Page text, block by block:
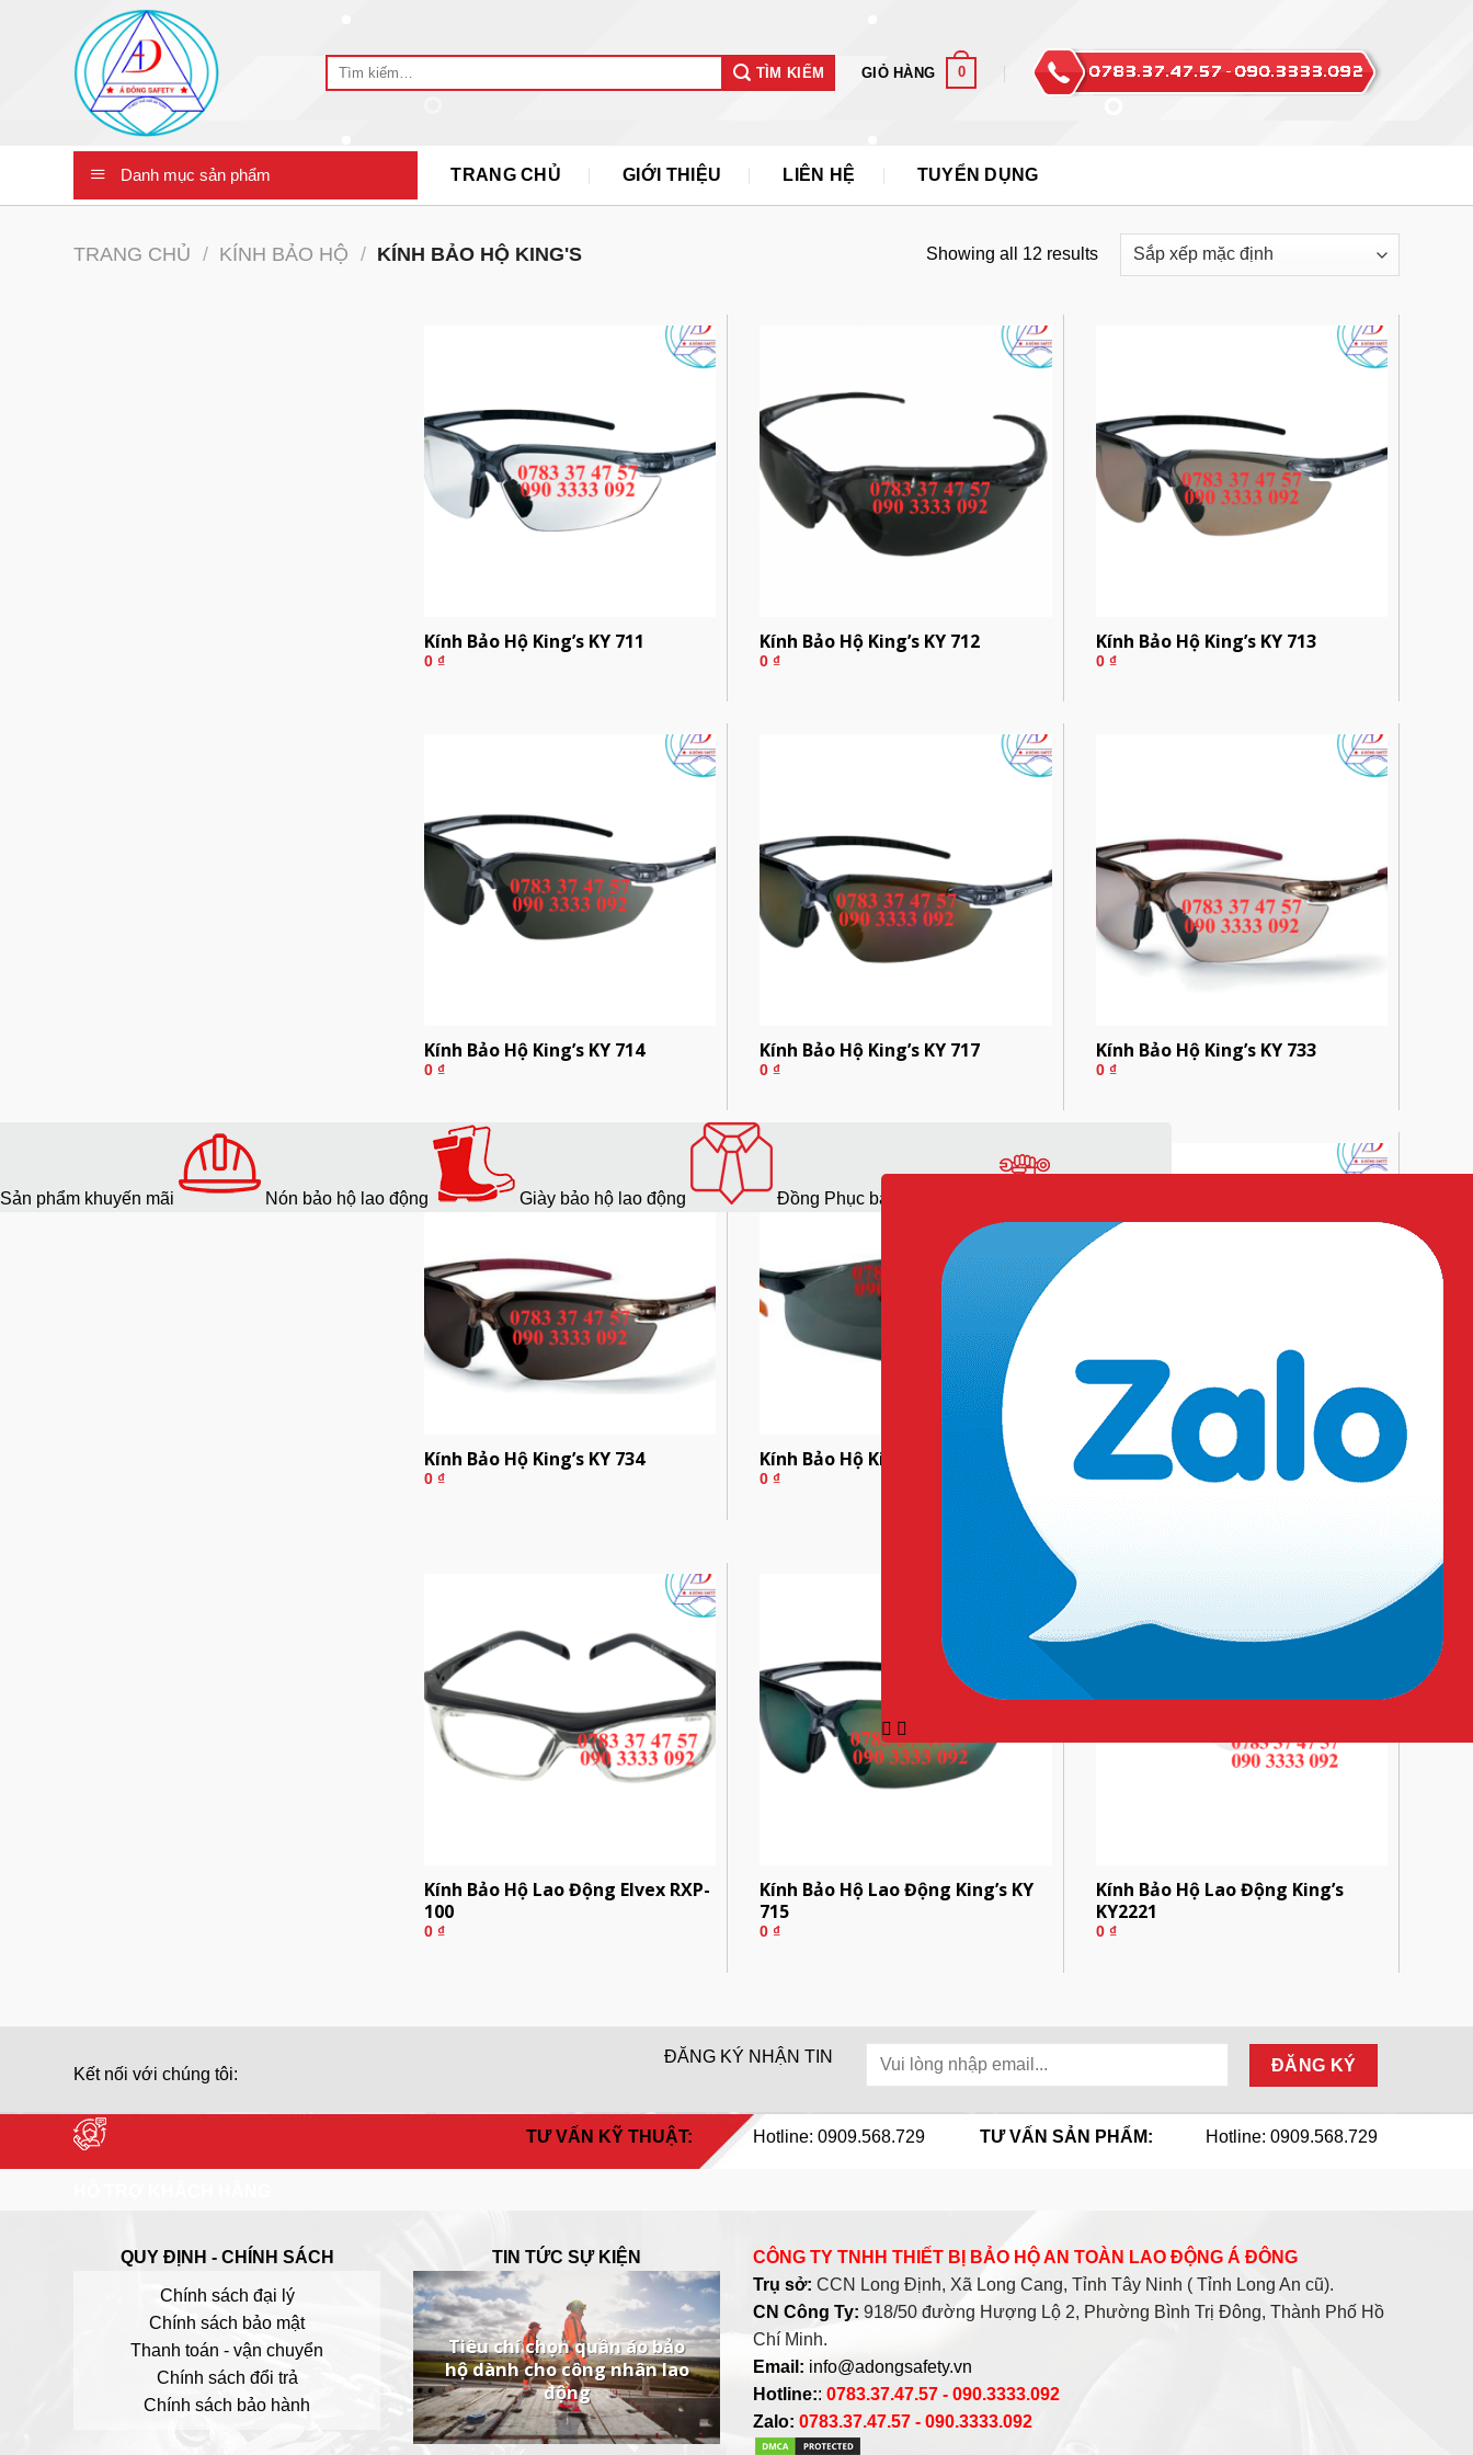
Tìm
TÌM KIẾM GIỎ HÀNG 0
Danh mục sản phẩm TRANG CHỦ GIỚI THIỆU LIÊN HỆ TUYỂN DỤNG
TRANG CHỦ / KÍNH BẢO HỘ / KÍNH BẢO HỘ KING'S Showing all 12 results
Kính Bảo Hộ King’s KY 711
0 ₫
Kính Bảo Hộ King’s KY 712
0₫
Kính Bảo Hộ King’s KY 713
0₫
Kính Bảo Hộ King’s KY 714
0 ₫
Kính Bảo Hộ King’s KY 717
0₫
Kính Bảo Hộ King’s KY 733
0₫
Kính Bảo Hộ King’s KY 734
0 ₫
Kính Bảo Hộ King’s KY2222
0₫
Kính Bảo Hộ Lao Động Chống Bụi
JG 101
Kính Bảo Hộ Lao Động Elvex RXP-
100
0 ₫
Kính Bảo Hộ Lao Động King’s KY
715
0₫
Kính Bảo Hộ Lao Động King’s
KY2221
0₫
Kết nối với chúng tôi:
ĐĂNG KÝ NHẬN TIN
TƯ VẤN KỸ THUẬT: Hotline: 0909.568.729 TƯ VẤN SẢN PHẨM: Hotline: 0909.568.729
QUY ĐỊNH - CHÍNH SÁCH
Chính sách đại lý
Chính sách bảo mật
Thanh toán - vận chuyển
Chính sách đổi trả
Chính sách bảo hành
TIN TỨC SỰ KIỆN
Tiêu chí chọn quần áo bảo
hộ dành cho công nhân lao
động
CÔNG TY TNHH THIẾT BỊ BẢO HỘ AN TOÀN LAO ĐỘNG Á ĐÔNG
Trụ sở: CCN Long Định, Xã Long Cang, Tỉnh Tây Ninh ( Tỉnh Long An cũ).
CN Công Ty: 918/50 đường Hượng Lộ 2, Phường Bình Trị Đông, Thành Phố Hồ
Chí Minh.
Email: info@adongsafety.vn
Hotline:: 0783.37.47.57 - 090.3333.092
Zalo: 0783.37.47.57 - 090.3333.092
Sản phẩm khuyến mãi Nón bảo hộ lao động Giày bảo hộ lao động Đồng Phục bảo hộ lao động